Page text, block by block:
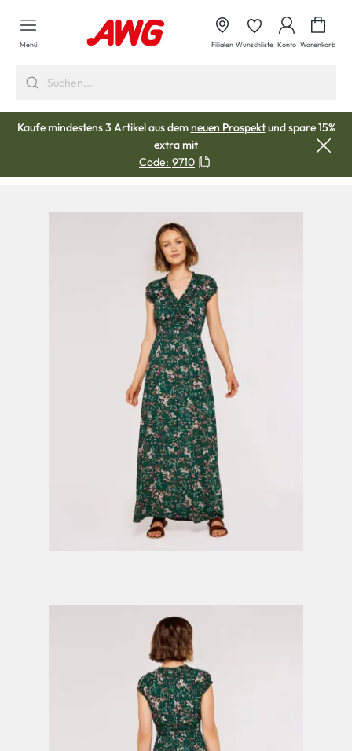
springen
Menü Filialen Wunschliste Konto Warenkorb
Kaufe mindestens 3 Artikel aus demneuen Prospektund spare 15%
extra mit
Code: 9710